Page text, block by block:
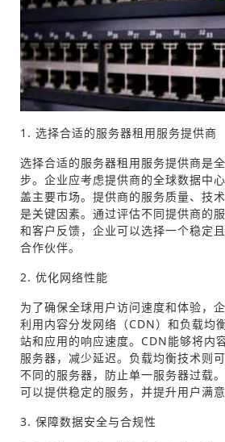
1. 选择合适的服务器租用服务提供商
选择合适的服务器租用服务提供商是
步。企业应考虑提供商的全球数据中
盖主要市场。提供商的服务质量、技
是关键因素。通过评估不同提供商的服
和客户反馈，企业可以选择一个稳定
合作伙伴。
2. 优化网络性能
为了确保全球用户访问速度和体验，
利用内容分发网络（CDN）和负载均
站和应用的响应速度。CDN能够将内
服务器，减少延迟。负载均衡技术则
不同的服务器，防止单一服务器过载
可以提供稳定的服务，并提升用户满意
3. 保障数据安全与合规性